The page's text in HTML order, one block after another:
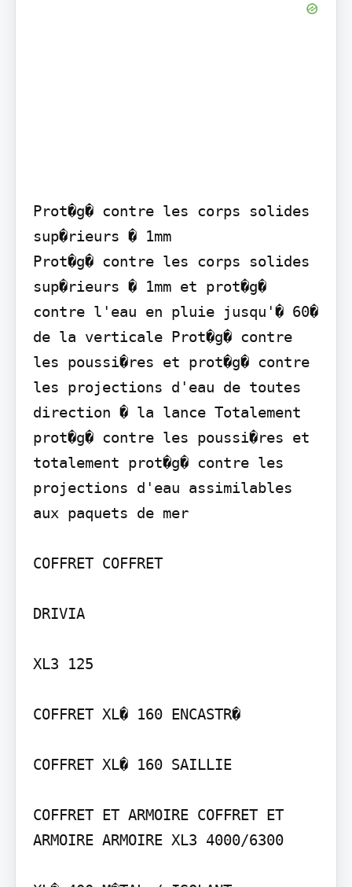
Prot�g� contre les corps solides
sup�rieurs � 1mm
Prot�g� contre les corps solides
sup�rieurs � 1mm et prot�g�
contre l'eau en pluie jusqu'� 60�
de la verticale Prot�g� contre
les poussi�res et prot�g� contre
les projections d'eau de toutes
direction � la lance Totalement
prot�g� contre les poussi�res et
totalement prot�g� contre les
projections d'eau assimilables
aux paquets de mer
COFFRET COFFRET
DRIVIA
XL3 125
COFFRET XL� 160 ENCASTR�
COFFRET XL� 160 SAILLIE
COFFRET ET ARMOIRE COFFRET ET
ARMOIRE ARMOIRE XL3 4000/6300